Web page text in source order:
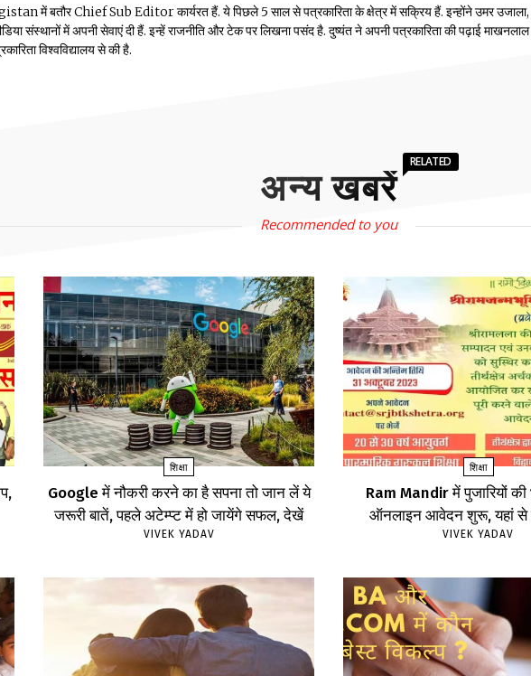
में बतौर Chief Sub Editor कार्यरत हैं. ये पिछले 5 साल से पत्रकारिता के क्षेत्र में सक्रिय हैं. इन्होंने उमर उजाला,
संस्थानों में अपनी सेवाएं दी हैं. इन्हें राजनीति और टेक पर लिखना पसंद है. दुष्यंत ने अपनी पत्रकारिता की पढ़ाई माखनलाल
विश्वविद्यालय से की है.
अन्य खबरें
RELATED
Recommended to you
शिक्षा
Google में नौकरी करने का है सपना तो जान लें ये
जरूरी बातें, पहले अटेम्प्ट में हो जायेंगे सफल, देखें
VIVEK YADAV
शिक्षा
Ram Mandir में पुजारियों की
ऑनलाइन आवेदन शुरू, यहां से
VIVEK YADAV